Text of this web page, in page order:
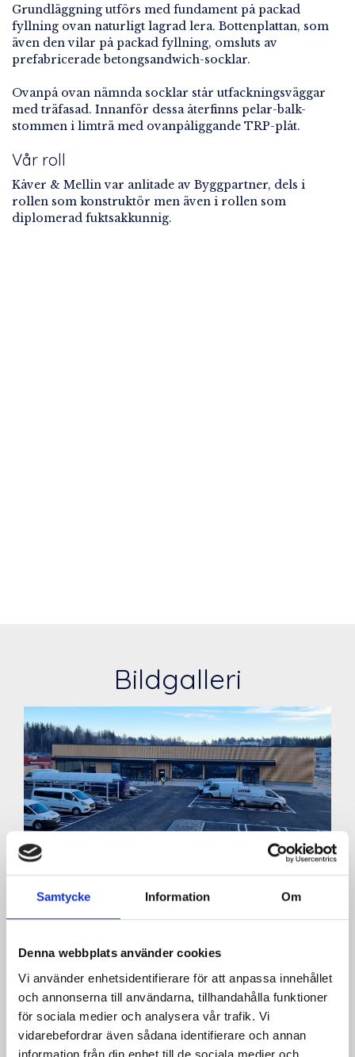
Samtycke Information Om
Denna webbplats använder cookies
Vi använder enhetsidentifierare för att anpassa innehållet
och annonserna till användarna, tillhandahålla funktioner
för sociala medier och analysera vår trafik. Vi
vidarebefordrar även sådana identifierare och annan
information från din enhet till de sociala medier och
Grundläggning utförs med fundament på packad
fyllning ovan naturligt lagrad lera. Bottenplattan, som
även den vilar på packad fyllning, omsluts av
prefabricerade betongsandwich-socklar.
Ovanpå ovan nämnda socklar står utfackningsväggar
med träfasad. Innanför dessa återfinns pelar-balk-
stommen i limträ med ovanpåliggande TRP-plåt.
Vår roll
Kåver & Mellin var anlitade av Byggpartner, dels i
rollen som konstruktör men även i rollen som
diplomerad fuktsakkunnig.
Bildgalleri